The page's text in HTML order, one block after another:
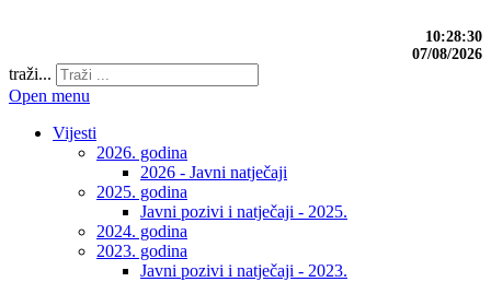
10:28:31
07/08/2026
traži...
Open menu
Vijesti
2026. godina
2026 - Javni natječaji
2025. godina
Javni pozivi i natječaji - 2025.
2024. godina
2023. godina
Javni pozivi i natječaji - 2023.